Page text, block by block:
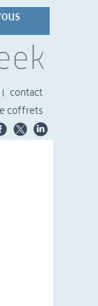
contact
coffrets